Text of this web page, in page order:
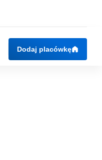
Dodaj placówkę